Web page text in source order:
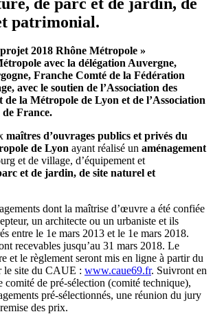
patrimonial.
2018 Rhône Métropole »
avec la délégation Auvergne,
Franche Comté de la Fédération
avec le soutien de l’Association des
de la Métropole de Lyon et de l’Association
France.
maîtres d’ouvrages publics et privés du
de Lyon ayant réalisé un aménagement
et de village, d’équipement et
et de jardin, de site naturel et
dont la maîtrise d’œuvre a été confiée
un architecte ou un urbaniste et ils
entre le 1e mars 2013 et le 1e mars 2018.
recevables jusqu’au 31 mars 2018. Le
et le règlement seront mis en ligne à partir du
le site du CAUE : www.caue69.fr. Suivront en
comité de pré-sélection (comité technique),
pré-sélectionnés, une réunion du jury
des prix.